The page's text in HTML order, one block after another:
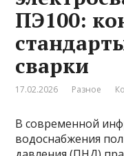
ПЭ100:
сварки
17.02.2026 Разное
В современной
водоснабжения